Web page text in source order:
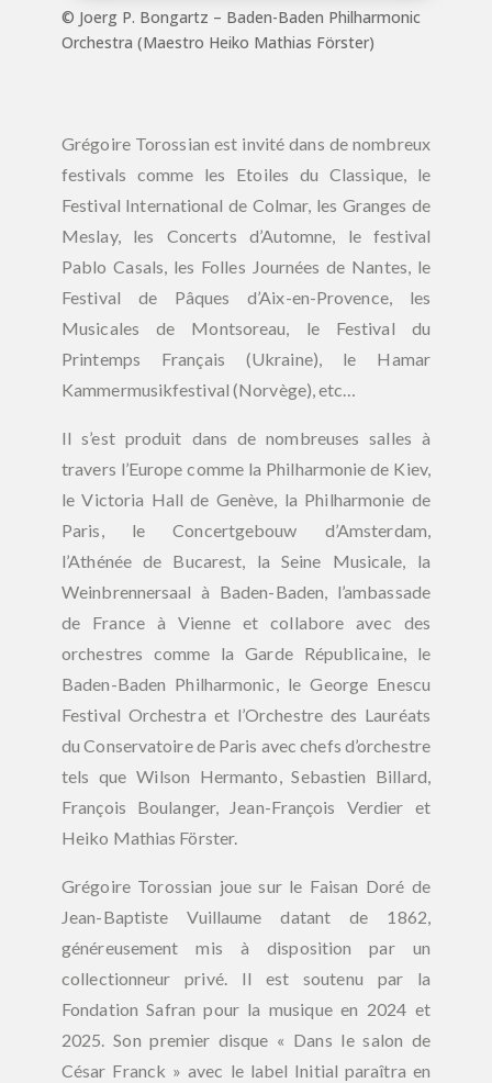
©️ Joerg P. Bongartz – Baden-Baden Philharmonic
Orchestra (Maestro Heiko Mathias Förster)
Grégoire Torossian est invité dans de nombreux
festivals comme les Etoiles du Classique, le
Festival International de Colmar, les Granges de
Meslay, les Concerts d’Automne, le festival
Pablo Casals, les Folles Journées de Nantes, le
Festival de Pâques d’Aix-en-Provence, les
Musicales de Montsoreau, le Festival du
Printemps Français (Ukraine), le Hamar
Kammermusikfestival (Norvège), etc…
Il s’est produit dans de nombreuses salles à
travers l’Europe comme la Philharmonie de Kiev,
le Victoria Hall de Genève, la Philharmonie de
Paris, le Concertgebouw d’Amsterdam,
l’Athénée de Bucarest, la Seine Musicale, la
Weinbrennersaal à Baden-Baden, l’ambassade
de France à Vienne etcollabore avec des
orchestres comme la Garde Républicaine, le
Baden-Baden Philharmonic, le George Enescu
Festival Orchestra et l’Orchestre des Lauréats
du Conservatoire de Paris avec chefs d’orchestre
tels queWilson Hermanto, Sebastien Billard,
François Boulanger, Jean-François Verdier et
Heiko Mathias Förster.
Grégoire Torossian joue sur le Faisan Doré de
Jean-Baptiste Vuillaume datant de 1862,
généreusement mis à disposition par un
collectionneur privé. Il est soutenu par la
Fondation Safran pour la musique en 2024 et
2025. Son premier disque « Dans le salon de
César Franck » avec le label Initial paraîtra en